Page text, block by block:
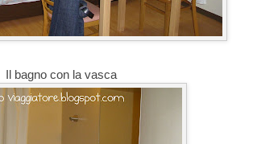
Il bagno con la vasca